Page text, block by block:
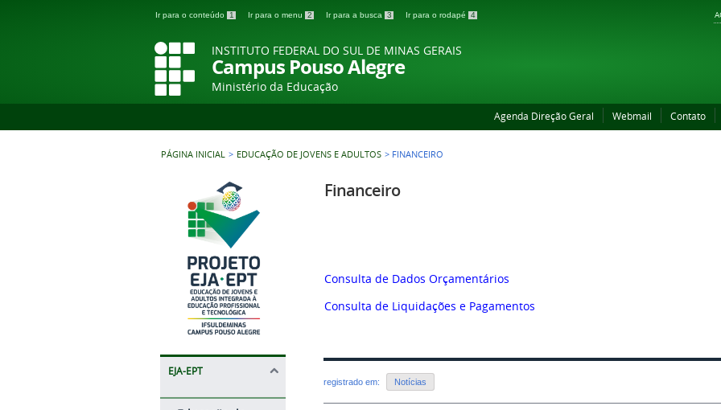
Ir para o conteúdo 1 Ir para o menu 2 Ir para a busca 3 Ir para o rodapé 4
INSTITUTO FEDERAL DO SUL DE MINAS GERAIS
Campus Pouso Alegre
Ministério da Educação
Agenda Direção Geral Webmail Contato
PÁGINA INICIAL > EDUCAÇÃO DE JOVENS E ADULTOS > FINANCEIRO
EJA-EPT
Financeiro
Consulta de Dados Orçamentários
Consulta de Liquidações e Pagamentos
registrado em: Notícias